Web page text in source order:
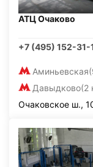
АТЦ Очаково
+7 (495) 152-31-
Аминьевская
Давыдково(2
Очаковское ш.,